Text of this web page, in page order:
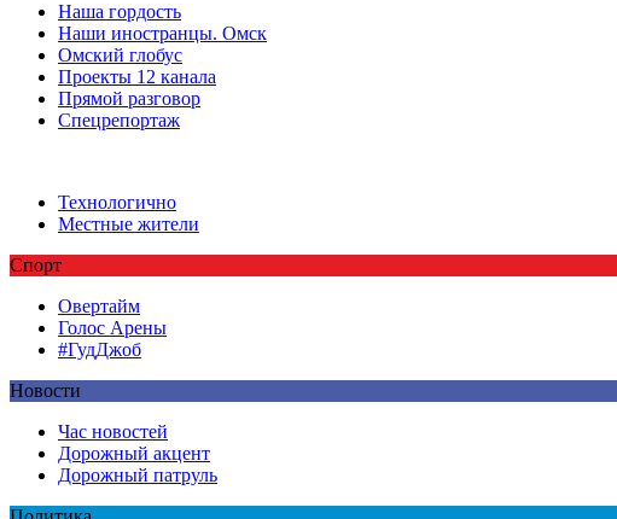
Наша гордость
Наши иностранцы. Омск
Омский глобус
Проекты 12 канала
Прямой разговор
Спецрепортаж
Технологично
Местные жители
Спорт
Овертайм
Голос Арены
#ГудДжоб
Новости
Час новостей
Дорожный акцент
Дорожный патруль